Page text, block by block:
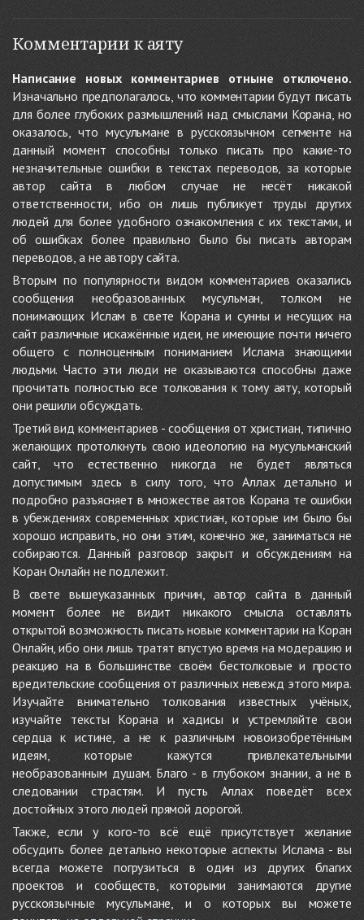
Комментарии к аяту
Написание новых комментариев отныне отключено.
Изначально предполагалось, что комментарии будут писать
для более глубоких размышлений над смыслами Корана, но
оказалось, что мусульмане в русскоязычном сегменте на
данный момент способны только писать про какие-то
незначительные ошибки в текстах переводов, за которые
автор сайта в любом случае не несёт никакой
ответственности, ибо он лишь публикует труды других
людей для более удобного ознакомления с их текстами, и
об ошибках более правильно было бы писать авторам
переводов, а не автору сайта.
Вторым по популярности видом комментариев оказались
сообщения необразованных мусульман, толком не
понимающих Ислам в свете Корана и сунны и несущих на
сайт различные искажённые идеи, не имеющие почти ничего
общего с полноценным пониманием Ислама знающими
людьми. Часто эти люди не оказываются способны даже
прочитать полностью все толкования к тому аяту, который
они решили обсуждать.
Третий вид комментариев - сообщения от христиан, типично
желающих протолкнуть свою идеологию на мусульманский
сайт, что естественно никогда не будет являться
допустимым здесь в силу того, что Аллах детально и
подробно разъясняет в множестве аятов Корана те ошибки
в убеждениях современных христиан, которые им было бы
хорошо исправить, но они этим, конечно же, заниматься не
собираются. Данный разговор закрыт и обсуждениям на
Коран Онлайн не подлежит.
В свете вышеуказанных причин, автор сайта в данный
момент более не видит никакого смысла оставлять
открытой возможность писать новые комментарии на Коран
Онлайн, ибо они лишь тратят впустую время на модерацию и
реакцию на в большинстве своём бестолковые и просто
вредительские сообщения от различных невежд этого мира.
Изучайте внимательно толкования известных учёных,
изучайте тексты Корана и хадисы и устремляйте свои
сердца к истине, а не к различным новоизобретённым
идеям, которые кажутся привлекательными
необразованным душам. Благо - в глубоком знании, а не в
следовании страстям. И пусть Аллах поведёт всех
достойных этого людей прямой дорогой.
Также, если у кого-то всё ещё присутствует желание
обсудить более детально некоторые аспекты Ислама - вы
всегда можете погрузиться в один из других благих
проектов и сообществ, которыми занимаются другие
русскоязычные мусульмане, и о которых вы можете